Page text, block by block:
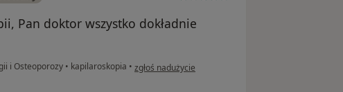
Pan doktor wszystko dokładnie
i Osteoporozy • kapilaroskopia • w opinii użytkownika Natalia
zgłoś nadużycie